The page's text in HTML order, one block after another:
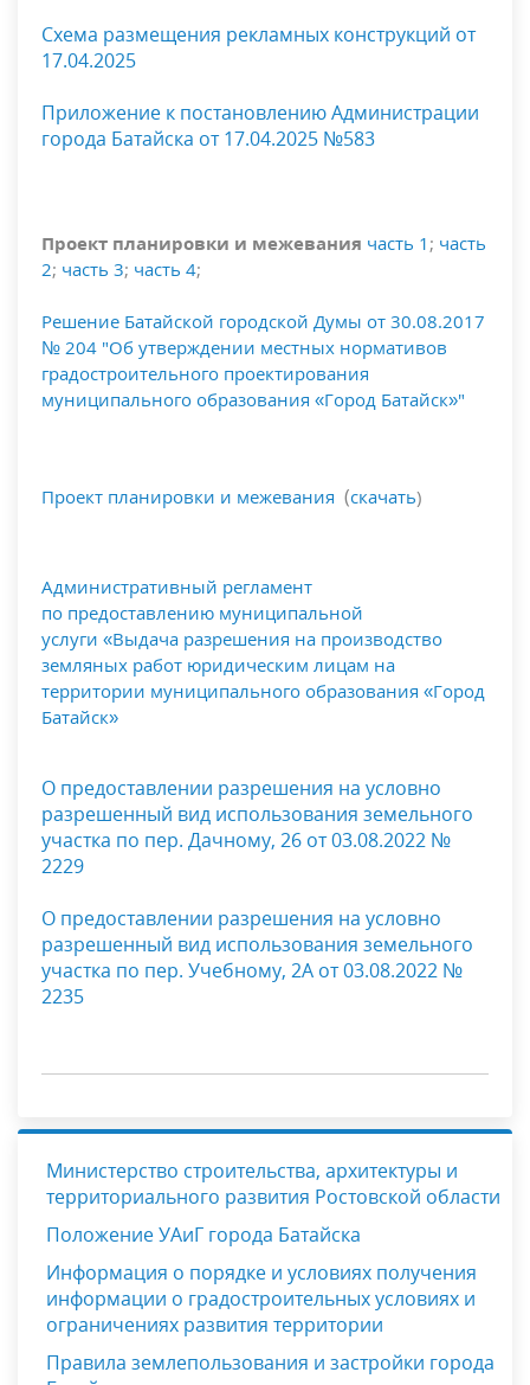
Схема размещения рекламных конструкций от
17.04.2025
Приложение к постановлению Администрации
города Батайска от 17.04.2025 №583
Проект планировки и межевания часть 1 ; часть
2; часть 3; часть 4;
Решение Батайской городской Думы от 30.08.2017
№ 204 "Об утверждении местных нормативов
градостроительного проектирования
муниципального образования «Город Батайск»"
Проект планировки и межевания (скачать)
Административный регламент
по предоставлению муниципальной
услуги «Выдача разрешения на производство
земляных работ юридическим лицам на
территории муниципального образования «Город
Батайск»
О предоставлении разрешения на условно
разрешенный вид использования земельного
участка по пер. Дачному, 26 от 03.08.2022 №
2229
О предоставлении разрешения на условно
разрешенный вид использования земельного
участка по пер. Учебному, 2А от 03.08.2022 №
2235
Министерство строительства, архитектуры и
территориального развития Ростовской области
Положение УАиГ города Батайска
Информация о порядке и условиях получения
информации о градостроительных условиях и
ограничениях развития территории
Правила землепользования и застройки города